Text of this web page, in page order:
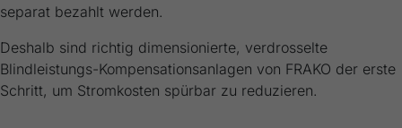
separat bezahlt werden.
Deshalb sind richtig dimensionierte, verdrosselte
Blindleistungs-Kompensationsanlagen von FRAKO der erste
Schritt, um Stromkosten spürbar zu reduzieren.